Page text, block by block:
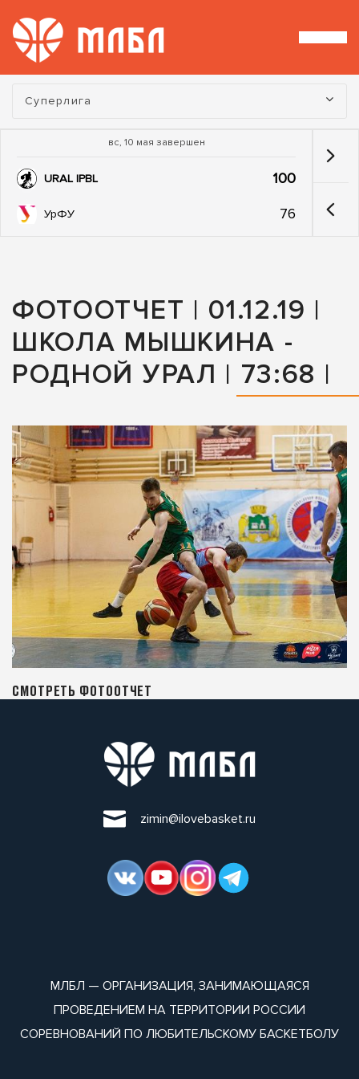
Турнир:
Суперлига
вс, 10 мая завершен
URAL IPBL 100
УрФУ 76
ФОТООТЧЕТ | 01.12.19 |
ШКОЛА МЫШКИНА -
РОДНОЙ УРАЛ | 73:68 |
СМОТРЕТЬ ФОТООТЧЕТ
zimin@ilovebasket.ru
МЛБЛ — ОРГАНИЗАЦИЯ, ЗАНИМАЮЩАЯСЯ
ПРОВЕДЕНИЕМ НА ТЕРРИТОРИИ РОССИИ
СОРЕВНОВАНИЙ ПО ЛЮБИТЕЛЬСКОМУ БАСКЕТБОЛУ